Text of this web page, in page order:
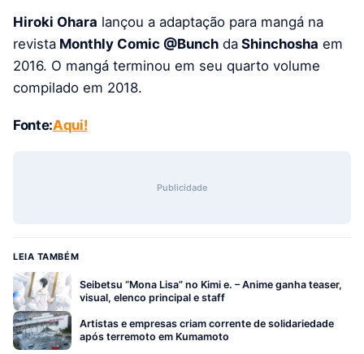
Hiroki Ohara lançou a adaptação para mangá na
revista Monthly Comic @Bunch da Shinchosha em
2016. O mangá terminou em seu quarto volume
compilado em 2018.
Fonte:Aqui!
Publicidade
LEIA TAMBÉM
Seibetsu “Mona Lisa” no Kimi e. – Anime ganha teaser,
visual, elenco principal e staff
Artistas e empresas criam corrente de solidariedade
após terremoto em Kumamoto